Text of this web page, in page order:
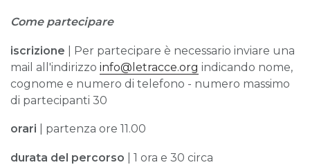
Come partecipare
iscrizione | Per partecipare è necessario inviare una
mail all'indirizzo info@letracce.org indicando nome,
cognome e numero di telefono - numero massimo
di partecipanti 30
orari | partenza ore 11.00
durata del percorso | 1 ora e 30 circa